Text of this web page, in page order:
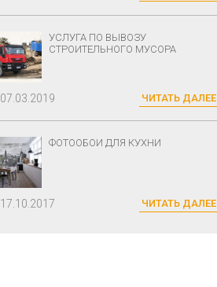
УСЛУГА ПО ВЫВОЗУ
СТРОИТЕЛЬНОГО МУСОРА
07.03.2019 ЧИТАТЬ ДАЛЕЕ
ФОТООБОИ ДЛЯ КУХНИ
17.10.2017 ЧИТАТЬ ДАЛЕЕ